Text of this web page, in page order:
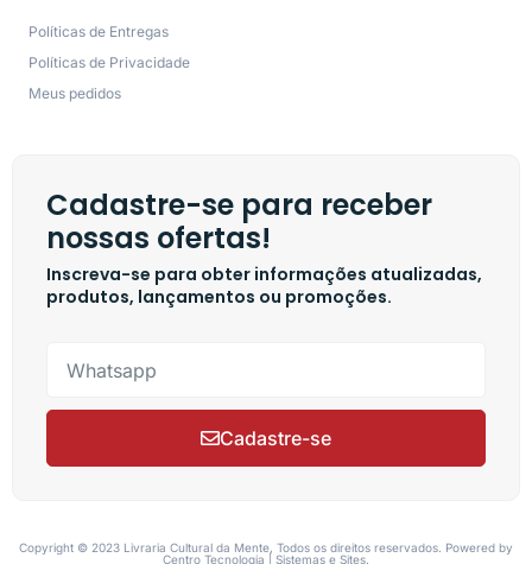
Políticas de Entregas
Políticas de Privacidade
Meus pedidos
Cadastre-se para receber
nossas ofertas!
Inscreva-se para obter informações atualizadas,
produtos, lançamentos ou promoções.
Cadastre-se
Copyright © 2023 Livraria Cultural da Mente, Todos os direitos reservados. Powered by
Centro Tecnologia | Sistemas e Sites.